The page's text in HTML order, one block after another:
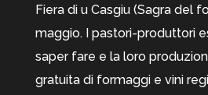
Fiera di u Casgiu (Sagra del
maggio. I pastori-produttori
saper fare e la loro
gratuita di formaggi e vini